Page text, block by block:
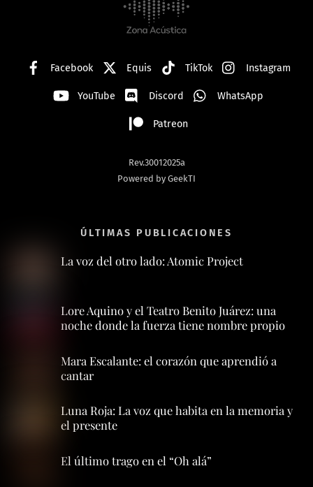
Top
Facebook Equis TikTok Instagram
YouTube Discord WhatsApp
Patreon
Rev.30012025a
Powered by GeekTI
ÚLTIMAS PUBLICACIONES
La voz del otro lado: Atomic Project
Lore Aquino y el Teatro Benito Juárez: una
noche donde la fuerza tiene nombre propio
Mara Escalante: el corazón que aprendió a
cantar
Luna Roja: La voz que habita en la memoria y
el presente
El último trago en el “Oh alá”